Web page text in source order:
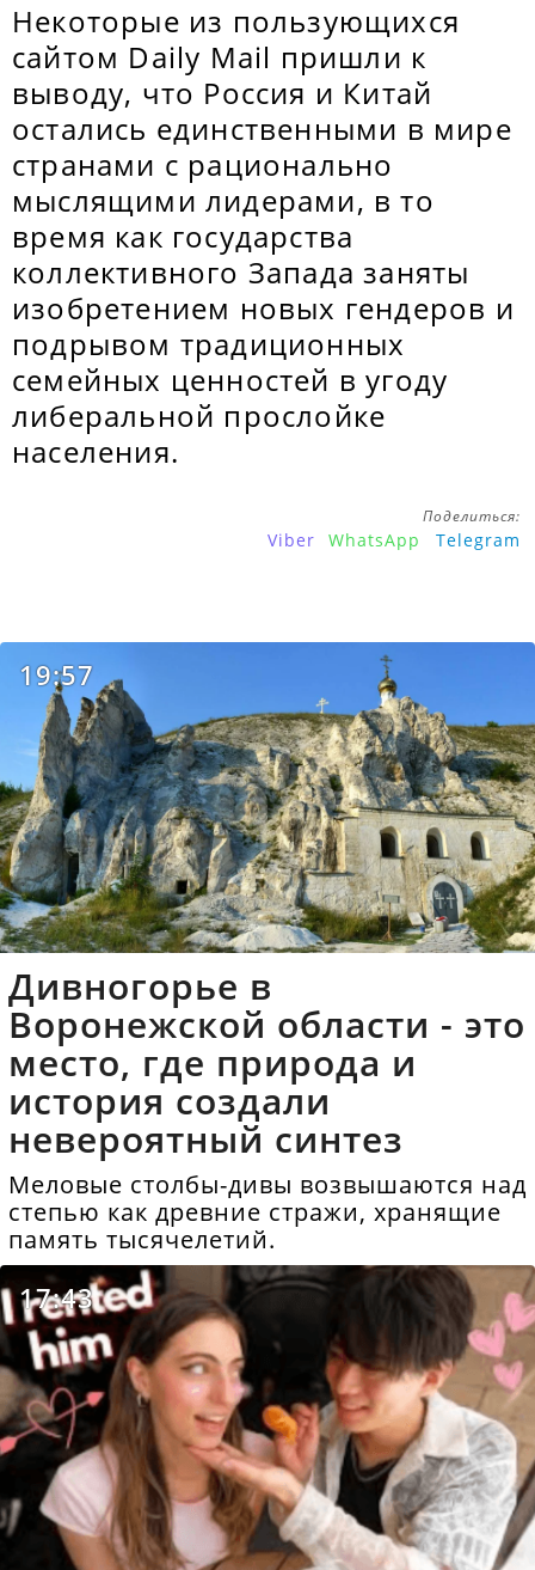
Некоторые из пользующихся
сайтом Daily Mail пришли к
выводу, что Россия и Китай
остались единственными в мире
странами с рационально
мыслящими лидерами, в то
время как государства
коллективного Запада заняты
изобретением новых гендеров и
подрывом традиционных
семейных ценностей в угоду
либеральной прослойке
населения.
Поделиться:
Viber WhatsApp Telegram
19:57
Дивногорье в
Воронежской области - это
место, где природа и
история создали
невероятный синтез
Меловые столбы-дивы возвышаются над
степью как древние стражи, хранящие
память тысячелетий.
17:43